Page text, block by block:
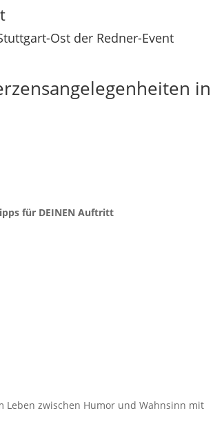
Ost der Redner-Event
in
für DEINEN Auftritt
Leben zwischen Humor und Wahnsinn mit